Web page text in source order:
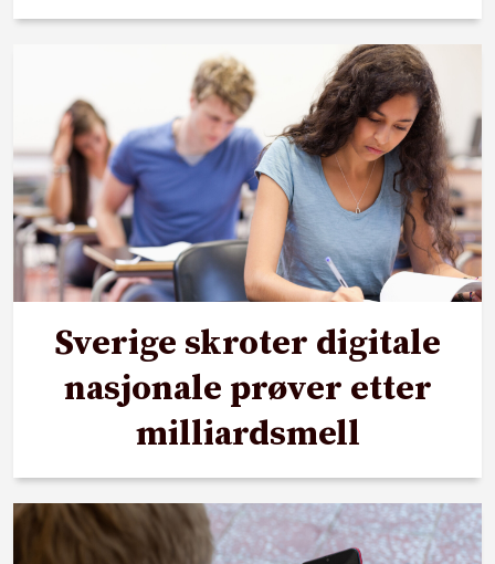
Sverige skroter digitale
nasjonale prøver etter
milliardsmell